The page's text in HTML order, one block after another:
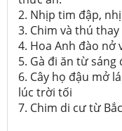
2. Nhịp tim đập,
3. Chim và thú
4. Hoa Anh đào nở
5. Gà đi ăn từ
6. Cây họ đậu mở
lúc trời tối
7. Chim di cư từ